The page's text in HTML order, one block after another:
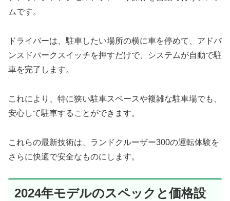
ムです。
ドライバーは、駐車したい場所の横に車を停めて、アドバ
ンスドパークスイッチを押すだけで、システムが自動で駐
車を完了します。
これにより、特に狭い駐車スペースや複雑な駐車場でも、
安心して駐車することができます。
これらの最新技術は、ランドクルーザー300の運転体験を
さらに快適で安全なものにします。
2024年モデルのスペックと価格設